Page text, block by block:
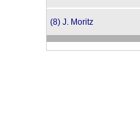
(8) J. Moritz